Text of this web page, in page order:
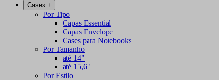
Cases +
Por Tipo
Capas Essential
Capas Envelope
Cases para Notebooks
Por Tamanho
até 14"
até 15,6"
Por Estilo